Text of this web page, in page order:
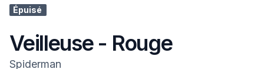
Épuisé
Veilleuse - Rouge
Spiderman